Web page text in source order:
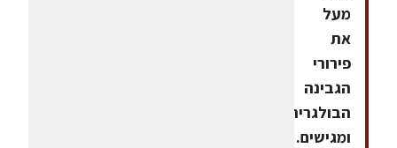
מעל
את
פירורי
הגבינה
הבולגרית
ומגישים.